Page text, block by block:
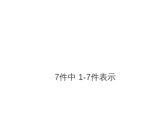
7件中 1-7件表示